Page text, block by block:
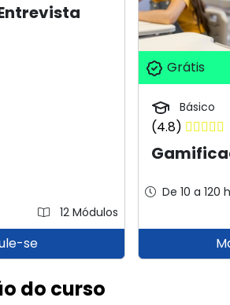
12 Módulos
se
Grátis
Básico
(4.8)
De 10 a 120
do curso